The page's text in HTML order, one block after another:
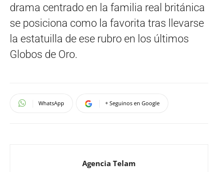
drama centrado en la familia real británica
se posiciona como la favorita tras llevarse
la estatuilla de ese rubro en los últimos
Globos de Oro.
WhatsApp + Seguinos en Google
Agencia Telam